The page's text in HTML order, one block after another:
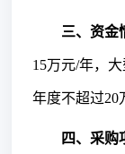
三、资金
15万元/年，
年度不超过20
四、 采购